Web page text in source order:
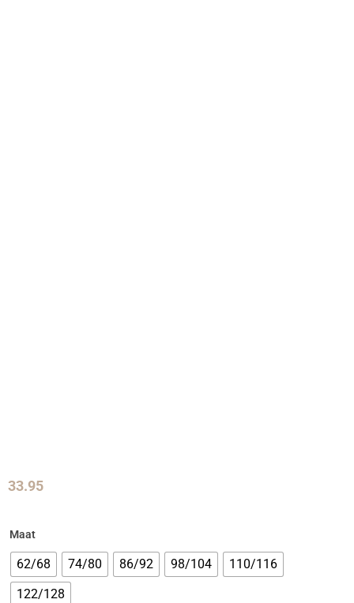
33.95
Maat
62/68 74/80 86/92 98/104
110/116
122/128